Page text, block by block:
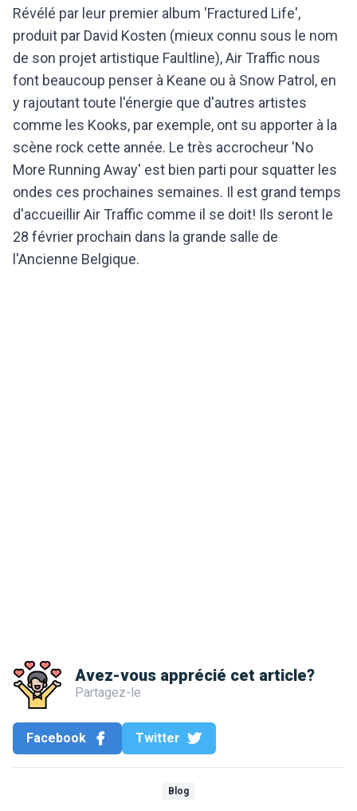
Révélé par leur premier album 'Fractured Life',
produit par David Kosten (mieux connu sous le nom
de son projet artistique Faultline), Air Traffic nous
font beaucoup penser à Keane ou à Snow Patrol, en
y rajoutant toute l'énergie que d'autres artistes
comme les Kooks, par exemple, ont su apporter à la
scène rock cette année. Le très accrocheur 'No
More Running Away' est bien parti pour squatter les
ondes ces prochaines semaines. Il est grand temps
d'accueillir Air Traffic comme il se doit! Ils seront le
28 février prochain dans la grande salle de
l'Ancienne Belgique.
Avez-vous apprécié cet article?
Partagez-le
Facebook Twitter
Blog